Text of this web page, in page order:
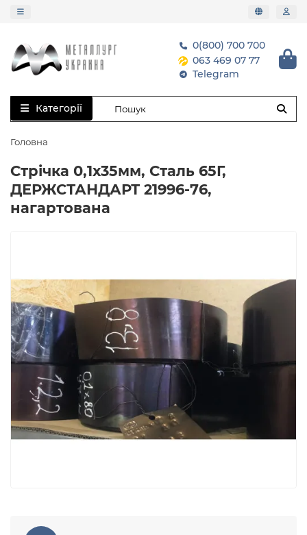
0(800) 700 700
063 469 07 77
Telegram
Категорії
Головна
Стрічка 0,1х35мм, Сталь 65Г,
ДЕРЖСТАНДАРТ 21996-76,
нагартована